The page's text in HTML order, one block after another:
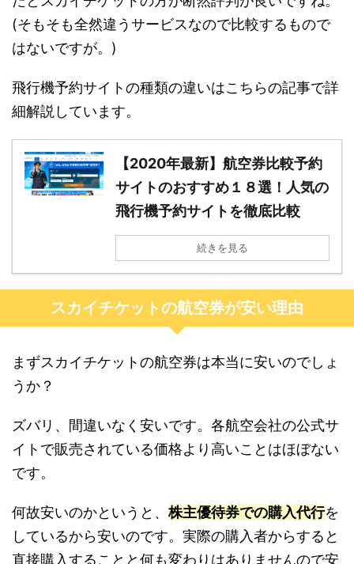
(そもそも全然違うサービスなので比較するもので
はないですが。)
飛行機予約サイトの種類の違いはこちらの記事で詳
細解説しています。
【2020年最新】航空券比較予約
サイトのおすすめ１８選！人気の
飛行機予約サイトを徹底比較
続きを見る
スカイチケットの航空券が安い理由
まずスカイチケットの航空券は本当に安いのでしょ
うか？
ズバリ、間違いなく安いです。各航空会社の公式サ
イトで販売されている価格より高いことはほぼない
です。
何故安いのかというと、株主優待券での購入代行を
しているから安いのです。実際の購入者からすると
直接購入することと何も変わりはありませんので安